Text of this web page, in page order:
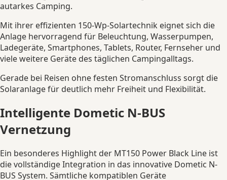
autarkes Camping.
Mit ihrer effizienten 150-Wp-Solartechnik eignet sich die
Anlage hervorragend für Beleuchtung, Wasserpumpen,
Ladegeräte, Smartphones, Tablets, Router, Fernseher und
viele weitere Geräte des täglichen Campingalltags.
Gerade bei Reisen ohne festen Stromanschluss sorgt die
Solaranlage für deutlich mehr Freiheit und Flexibilität.
Intelligente Dometic N-BUS
Vernetzung
Ein besonderes Highlight der MT150 Power Black Line ist
die vollständige Integration in das innovative Dometic N-
BUS System. Sämtliche kompatiblen Geräte